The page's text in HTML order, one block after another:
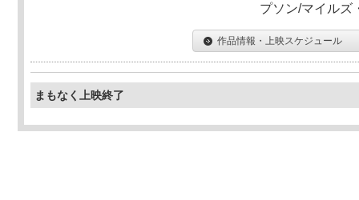
プソン/マイルズ
作品情報・上映スケジュール
まもなく上映終了